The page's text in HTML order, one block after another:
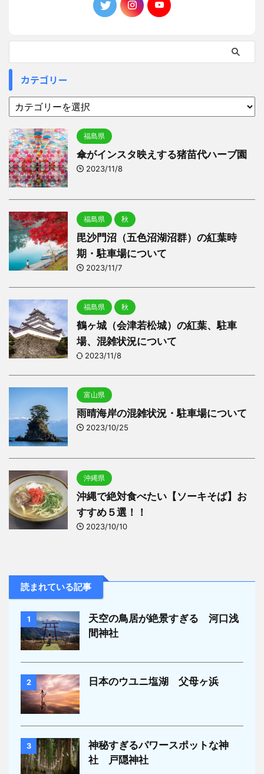
カテゴリー
福島県
傘がインスタ映えする猪苗代ハーブ園
2023/11/8
福島県 秋
毘沙門沼（五色沼湖沼群）の紅葉時
期・駐車場について
2023/11/7
福島県 秋
鶴ヶ城（会津若松城）の紅葉、駐車
場、混雑状況について
2023/11/8
富山県
雨晴海岸の混雑状況・駐車場について
2023/10/25
沖縄県
沖縄で絶対食べたい【ソーキそば】お
すすめ５選！！
2023/10/10
読まれている記事
1
天空の鳥居が絶景すぎる 河口浅
間神社
2 日本のウユニ塩湖 父母ヶ浜
3
神秘すぎるパワースポットな神
社 戸隠神社